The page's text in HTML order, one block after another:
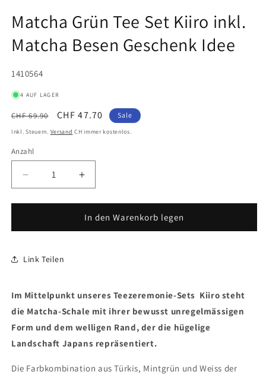
Matcha Grün Tee Set Kiiro inkl.
Matcha Besen Geschenk Idee
SKU:
1410564
4 AUF LAGER
Normaler
Preis
CHF 69.90 Verkaufspreis
CHF 47.70 Sale
Inkl. Steuern. Versand CH immer kostenlos.
Anzahl
Anzahl
Verringere
die
Menge
Matcha
Tee
inkl.
Besen
Geschenk
Idee
Erhöhe
die
Menge
für
Matcha
inkl.
Besen
Geschenk
Idee
In den Warenkorb legen
Link Teilen
Im Mittelpunkt unseres Teezeremonie-Sets Kiiro steht
die Matcha-Schale mit ihrer bewusst unregelmässigen
Form und dem welligen Rand, der die hügelige
Landschaft Japans repräsentiert.
Die Farbkombination aus Türkis, Mintgrün und Weiss der